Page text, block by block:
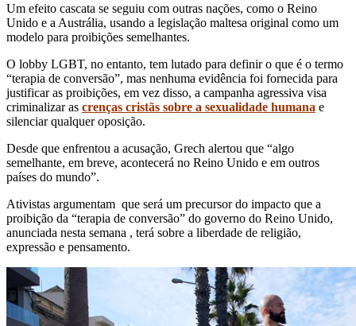
Um efeito cascata se seguiu com outras nações, como o Reino
Unido e a Austrália, usando a legislação maltesa original como um
modelo para proibições semelhantes.
O lobby LGBT, no entanto, tem lutado para definir o que é o termo
“terapia de conversão”, mas nenhuma evidência foi fornecida para
justificar as proibições, em vez disso, a campanha agressiva visa
criminalizar as crenças cristãs sobre a sexualidade humana e
silenciar qualquer oposição.
Desde que enfrentou a acusação, Grech alertou que “algo
semelhante, em breve, acontecerá no Reino Unido e em outros
países do mundo”.
Ativistas argumentam que será um precursor do impacto que a
proibição da “terapia de conversão” do governo do Reino Unido,
anunciada nesta semana , terá sobre a liberdade de religião,
expressão e pensamento.